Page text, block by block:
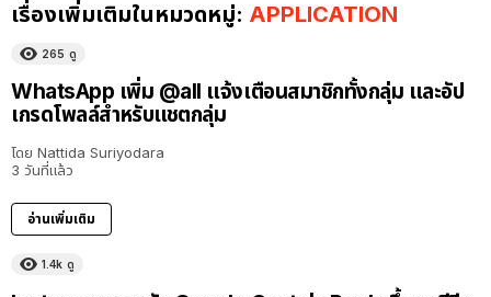
เรื่องเพิ่มเติมในหมวดหมู่: APPLICATION
265 ดู
WhatsApp เพิ่ม @all แจ้งเตือนสมาชิกทั้งกลุ่ม และอัป
เกรดโพลล์สำหรับแชตกลุ่ม
โดย Nattida Suriyodara
3 วันที่แล้ว
อ่านเพิ่มเติม
1.4k ดู